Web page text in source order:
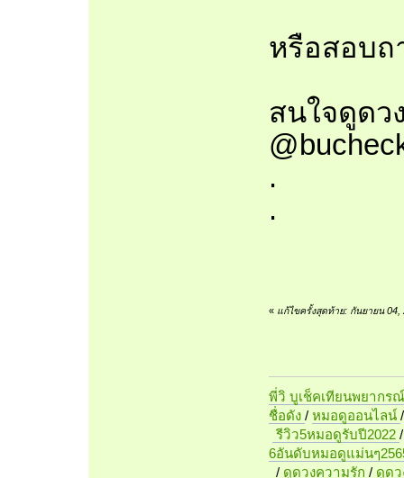
หรือสอบถ
สนใจดูดว
.
.
« แก้ไขครั้งสุดท้าย: กันยายน 04,
พี่วิ บูเช็คเทียนพยากร
ชื่อดัง / หมอดูออนไลน์
รีวิว5หมอดูรับปี2022
6อันดับหมอดูแม่นๆ
/ ดูดวงความรัก / ดูด